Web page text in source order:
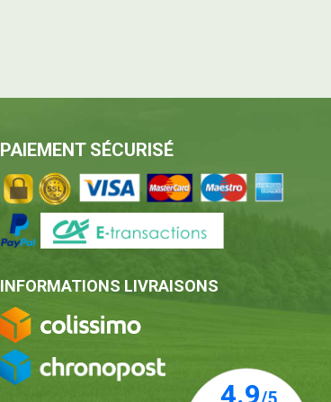
PAIEMENT SÉCURISÉ
INFORMATIONS LIVRAISONS